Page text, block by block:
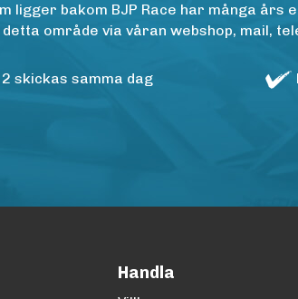
ligger bakom BJP Race har många
detta område via våran webshop, mail,
skickas samma dag
Handla